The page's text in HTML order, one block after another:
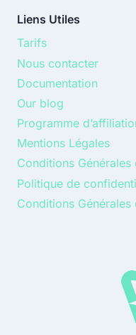
Liens Utiles
Tarifs
Nous contacter
Documentation
Our blog
Programme
Mentions Légales
Conditions Générales
Politique de
Conditions Générales